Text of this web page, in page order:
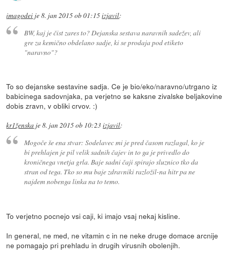
imagodei je8. jan 2015 ob 01:15izjavil:
BW, kaj je čist zares to? Dejanska sestava naravnih sadežev, ali
gre za kemično obdelano sadje, ki se prodaja pod etiketo
"naravno"?
To so dejanske sestavine sadja. Ce je bio/eko/naravno/utrgano iz
babicinega sadovnjaka, pa verjetno se kaksne zivalske beljakovine
dobis zravn, v obliki crvov. :)
kr1ženska je8. jan 2015 ob 10:23izjavil:
Mogoče še ena stvar: Sodelavec mi je pred časom razlagal, ko je
bi prehlajen je pil velik sadnih čajev in to ga je privedlo do
kroničnega vnetja grla. Baje sadni čaji spirajo sluznico tko da
stran od tega. Tko so mu baje zdravniki razložil-na hitr pa ne
najdem nobenga linka na to temo.
To verjetno pocnejo vsi caji, ki imajo vsaj nekaj kisline.
In general, ne med, ne vitamin c in ne neke druge domace arcnije
ne pomagajo pri prehladu in drugih virusnih obolenjih.